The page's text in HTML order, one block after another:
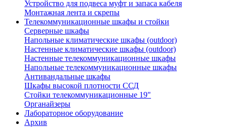
Устройство для подвеса муфт и запаса кабеля
Монтажная лента и скрепы
Телекоммуникационные шкафы и стойки
Серверные шкафы
Напольные климатические шкафы (outdoor)
Настенные климатические шкафы (outdoor)
Настенные телекоммуникационные шкафы
Напольные телекоммуникационные шкафы
Антивандальные шкафы
Шкафы высокой плотности ССД
Стойки телекоммуникационные 19"
Органайзеры
Лабораторное оборудование
Архив